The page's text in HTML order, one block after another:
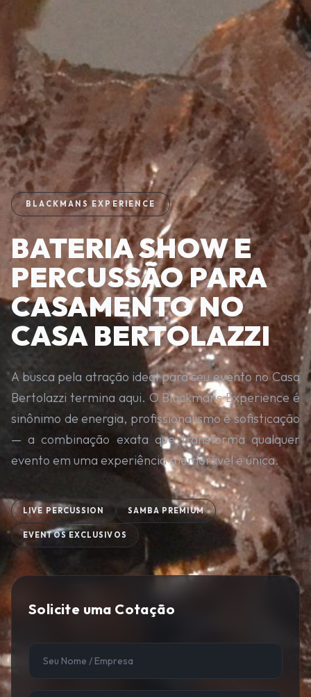
BLACKMANS EXPERIENCE
BATERIA SHOW E
PERCUSSÃO PARA
CASAMENTO NO
CASA BERTOLAZZI
A busca pela atração ideal para seu evento no Casa
Bertolazzi termina aqui. O Blackmans Experience é
sinônimo de energia, profissionalismo e sofisticação
— a combinação exata que transforma qualquer
evento em uma experiência memorável e única.
LIVE PERCUSSION SAMBA PREMIUM
EVENTOS EXCLUSIVOS
Solicite uma Cotação